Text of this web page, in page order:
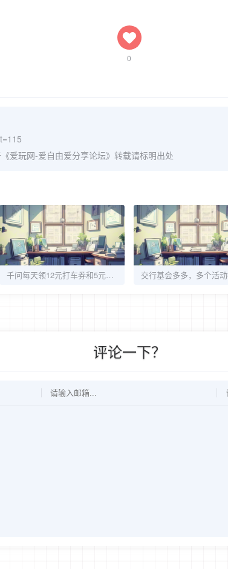
0
爱玩网-爱自由爱分享论坛》转载请标明出处
千问每天领12元打车券和5元话费券
评论一下？